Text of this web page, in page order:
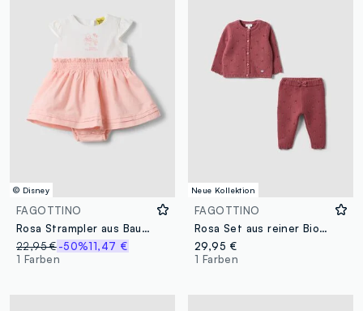
© Disney
FAGOTTINO
Rosa Strampler aus Baumwoll-Leinen-Mix mit Winnie-the-Pooh-Stickerei für Baby-Mädchen
22,95 €-50%11,47 €
1 Farben
Neue Kollektion
FAGOTTINO
Rosa Set aus reiner Bio-Baumwolle mit Lochstrick für Baby-Mädchen
29,95 €
1 Farben